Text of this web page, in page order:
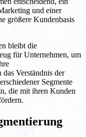
und einer
größere Kundenbasis
bleibt die
für Unternehmen, um
Verständnis der
Segmente
die mit ihren Kunden